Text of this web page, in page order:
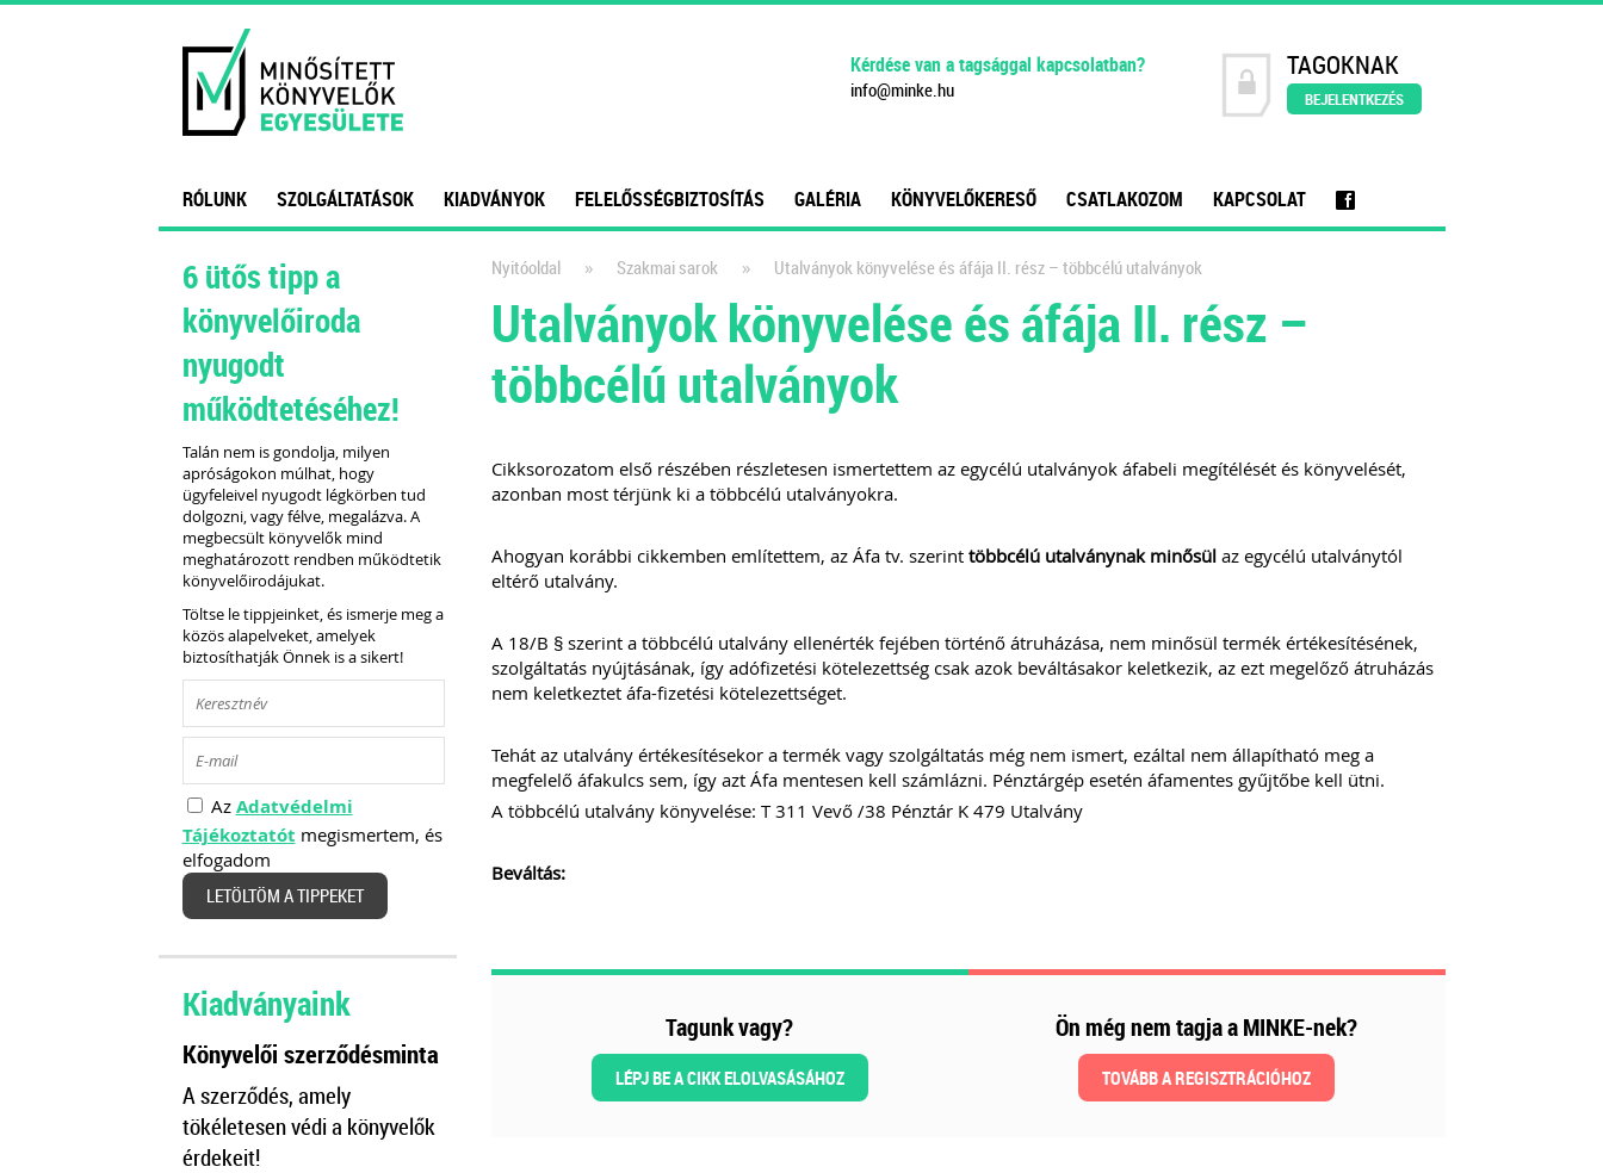
Kérdése van a tagsággal kapcsolatban?
info@minke.hu
TAGOKNAK
BEJELENTKEZÉS
RÓLUNK SZOLGÁLTATÁSOK KIADVÁNYOK FELELŐSSÉGBIZTOSÍTÁS GALÉRIA KÖNYVELŐKERESŐ CSATLAKOZOM KAPCSOLAT f
Nyitóoldal » Szakmai sarok » Utalványok könyvelése és áfája II. rész – többcélú utalványok
Utalványok könyvelése és áfája II. rész –
többcélú utalványok
Cikksorozatom első részében részletesen ismertettem az egycélú utalványok áfabeli megítélését és könyvelését,
azonban most térjünk ki a többcélú utalványokra.
Ahogyan korábbi cikkemben említettem, az Áfa tv. szerint többcélú utalványnak minősülaz egycélú utalványtól
eltérő utalvány.
A 18/B § szerint a többcélú utalvány ellenérték fejében történő átruházása, nem minősül termék értékesítésének,
szolgáltatás nyújtásának, így adófizetési kötelezettség csak azok beváltásakor keletkezik, az ezt megelőző átruházás
nem keletkeztet áfa-fizetési kötelezettséget.
Tehát az utalvány értékesítésekor a termék vagy szolgáltatás még nem ismert, ezáltal nem állapítható meg a
megfelelő áfakulcs sem, így azt Áfa mentesen kell számlázni. Pénztárgép esetén áfamentes gyűjtőbe kell ütni.
A többcélú utalvány könyvelése: T 311 Vevő /38 Pénztár K 479 Utalvány
Beváltás:
Tagunk vagy?
LÉPJ BE A CIKK ELOLVASÁSÁHOZ
Ön még nem tagja a MINKE-nek?
TOVÁBB A REGISZTRÁCIÓHOZ
6 ütős tipp a
könyvelőiroda
nyugodt
működtetéséhez!
Talán nem is gondolja, milyen
apróságokon múlhat, hogy
ügyfeleivel nyugodt légkörben tud
dolgozni, vagy félve, megalázva. A
megbecsült könyvelők mind
meghatározott rendben működtetik
könyvelőirodájukat.
Töltse le tippjeinket, és ismerje meg a
közös alapelveket, amelyek
biztosíthatják Önnek is a sikert!
Az Adatvédelmi
Tájékoztatót megismertem, és
elfogadom
LETÖLTÖM A TIPPEKET
Kiadványaink
Könyvelői szerződésminta
A szerződés, amely
tökéletesen védi a könyvelők
érdekeit!